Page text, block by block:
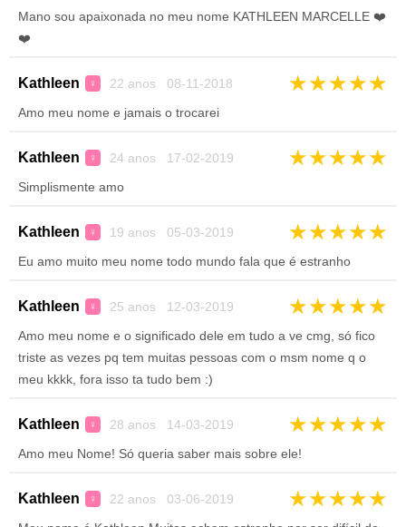
Mano sou apaixonada no meu nome KATHLEEN MARCELLE ❤️
❤️
Kathleen ♀ 22 anos 08-11-2018 ★★★★★
Amo meu nome e jamais o trocarei
Kathleen ♀ 24 anos 17-02-2019 ★★★★★
Simplismente amo
Kathleen ♀ 19 anos 05-03-2019 ★★★★★
Eu amo muito meu nome todo mundo fala que é estranho
Kathleen ♀ 25 anos 12-03-2019 ★★★★★
Amo meu nome e o significado dele em tudo a ve cmg, só fico
triste as vezes pq tem muitas pessoas com o msm nome q o
meu kkkk, fora isso ta tudo bem :)
Kathleen ♀ 28 anos 14-03-2019 ★★★★★
Amo meu Nome! Só queria saber mais sobre ele!
Kathleen ♀ 22 anos 03-06-2019 ★★★★★